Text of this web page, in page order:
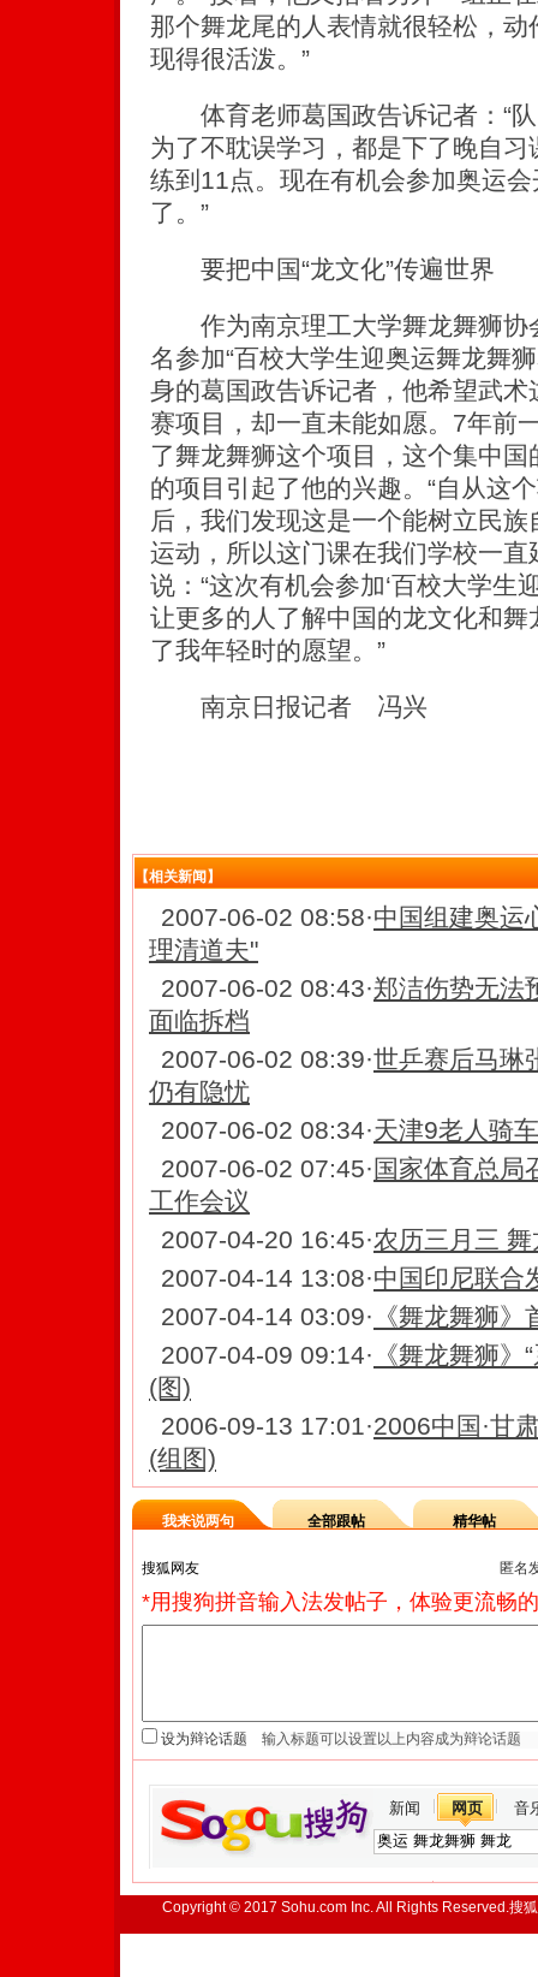
那个舞龙尾的人表情就很轻松，
现得很活泼。”
体育老师葛国政告诉记者：“队
为了不耽误学习，都是下了晚自
练到11点。现在有机会参加奥运
了。”
要把中国“龙文化”传遍世界
作为南京理工大学舞龙舞狮协
名参加“百校大学生迎奥运舞龙舞
身的葛国政告诉记者，他希望武
赛项目，却一直未能如愿。7年前
了舞龙舞狮这个项目，这个集中
的项目引起了他的兴趣。“自从这
后，我们发现这是一个能树立民
运动，所以这门课在我们学校一直
说：“这次有机会参加‘百校大学生
让更多的人了解中国的龙文化和
了我年轻时的愿望。”
南京日报记者 冯兴
【相关新闻】
2007-06-02 08:58·中国组建奥运
理清道夫"
2007-06-02 08:43·郑洁伤势无法
面临拆档
2007-06-02 08:39·世乒赛后马琳
仍有隐忧
2007-06-02 08:34·天津9老人骑
2007-06-02 07:45· 国家体育总局
工作会议
2007-04-20 16:45·农历三月三
2007-04-14 13:08·中国印尼联合
2007-04-14 03:09· 《舞龙舞狮
2007-04-09 09:14· 《舞龙舞狮》
(图)
2006-09-13 17:01·2006中国·甘
(组图)
我来说两句 全部跟帖 精华帖
匿名
*用搜狗拼音输入法发帖子，体验更流畅
设为辩论话题
新闻 网页 音
Copyright © 2017 Sohu.com Inc. All Rights Reserved.搜